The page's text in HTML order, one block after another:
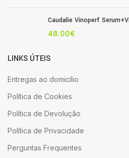
Caudalie Vinoperf
48.00€
LINKS ÚTEIS
Entregas ao domicílio
Política de Cookies
Política de Devolução
Política de Privacidade
Perguntas Frequentes